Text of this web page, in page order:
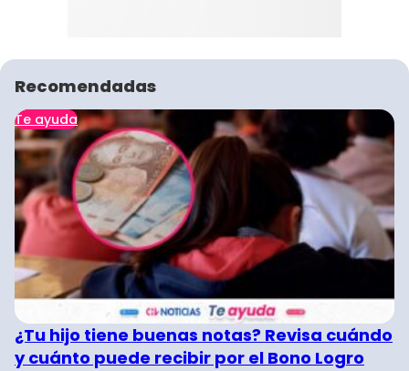
Recomendadas
Te ayuda
¿Tu hijo tiene buenas notas? Revisa cuándo
y cuánto puede recibir por el Bono Logro